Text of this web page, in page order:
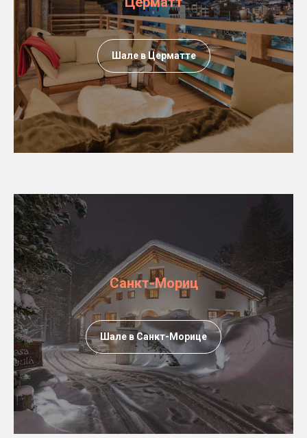
Шале в Церматте
Санкт-Мориц
Шале в Санкт-Морице